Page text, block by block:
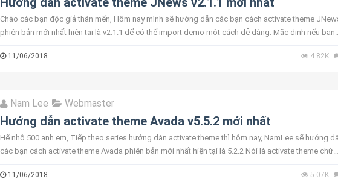
Chào các bạn độc giả thân mến, Hôm nay mình sẽ hướng dẫn các bạn cách activate theme
phiên bản mới nhất hiện tại là v2.1.1 để có thể import demo một cách dễ dàng. Mặc định nếu bạn
11/06/2018 4.82K
Nam Lee Webmaster
Hướng dẫn activate theme Avada v5.5.2 mới nhất
Hế nhô 500 anh em, Tiếp theo series hướng dẫn activate theme thì hôm nay, NamLee sẽ hướng
các bạn cách activate theme Avada phiên bản mới nhất hiện tại là 5.2.2 Nói là activate theme chứ
11/06/2018 5.07K